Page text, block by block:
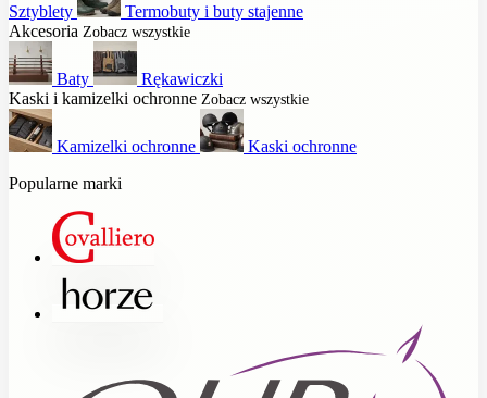
Sztyblety
Termobuty i buty stajenne
Akcesoria Zobacz wszystkie
Baty
Rękawiczki
Kaski i kamizelki ochronne Zobacz wszystkie
Kamizelki ochronne
Kaski ochronne
Popularne marki